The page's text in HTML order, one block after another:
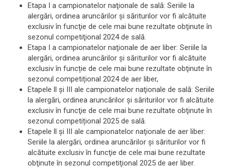
Etapa I a campionatelor naţionale de sală: Seriile la
alergări, ordinea aruncărilor şi săriturilor vor fi alcătuite
exclusiv în funcţie de cele mai bune rezultate obţinute în
sezonul competiţional 2024 de sală.
Etapa I a campionatelor naţionale de aer liber: Seriile la
alergări, ordinea aruncărilor şi săriturilor vor fi alcătuite
exclusiv în funcție de cele mai bune rezultate obţinute în
sezonul competițional 2024 de aer liber,
Etapele ll şi III ale campionatelor naţionale de sală: Seriile
la alergări, ordinea aruncărilor și săriturilor vor fi alcătuite
exclusiv în funcţie de cele mai bune rezultate obţinute în
sezonul competițional 2025 de sală.
Etapele ll și III ale campionatelor naţionale de aer liber:
Seriile la alergări, ordinea aruncărilor și săriturilor vor fi
alcătuite exclusiv în funcţie de cele mai bune rezultate
obţinute în sezonul competiţional 2025 de aer liber.